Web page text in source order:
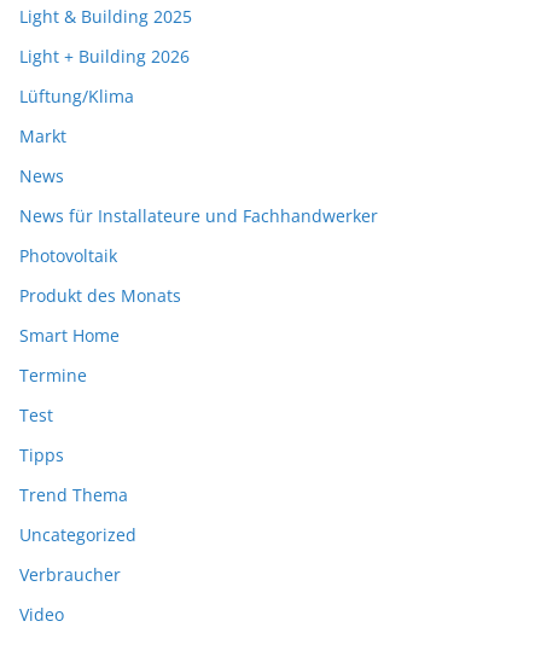
Light & Building 2025
Light + Building 2026
Lüftung/Klima
Markt
News
News für Installateure und Fachhandwerker
Photovoltaik
Produkt des Monats
Smart Home
Termine
Test
Tipps
Trend Thema
Uncategorized
Verbraucher
Video